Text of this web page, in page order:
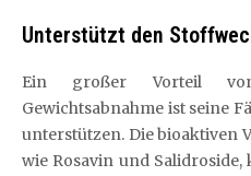
Unterstützt den
Ein großer Vorteil
Gewichtsabnahme ist seine
unterstützen. Die bioaktiven
wie Rosavin und